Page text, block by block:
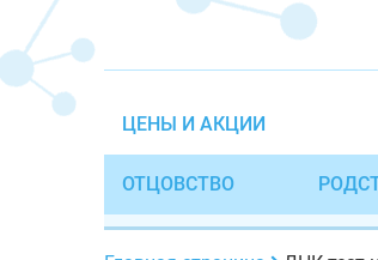
ЦЕНЫ И АКЦИИ
ОТЦОВСТВО